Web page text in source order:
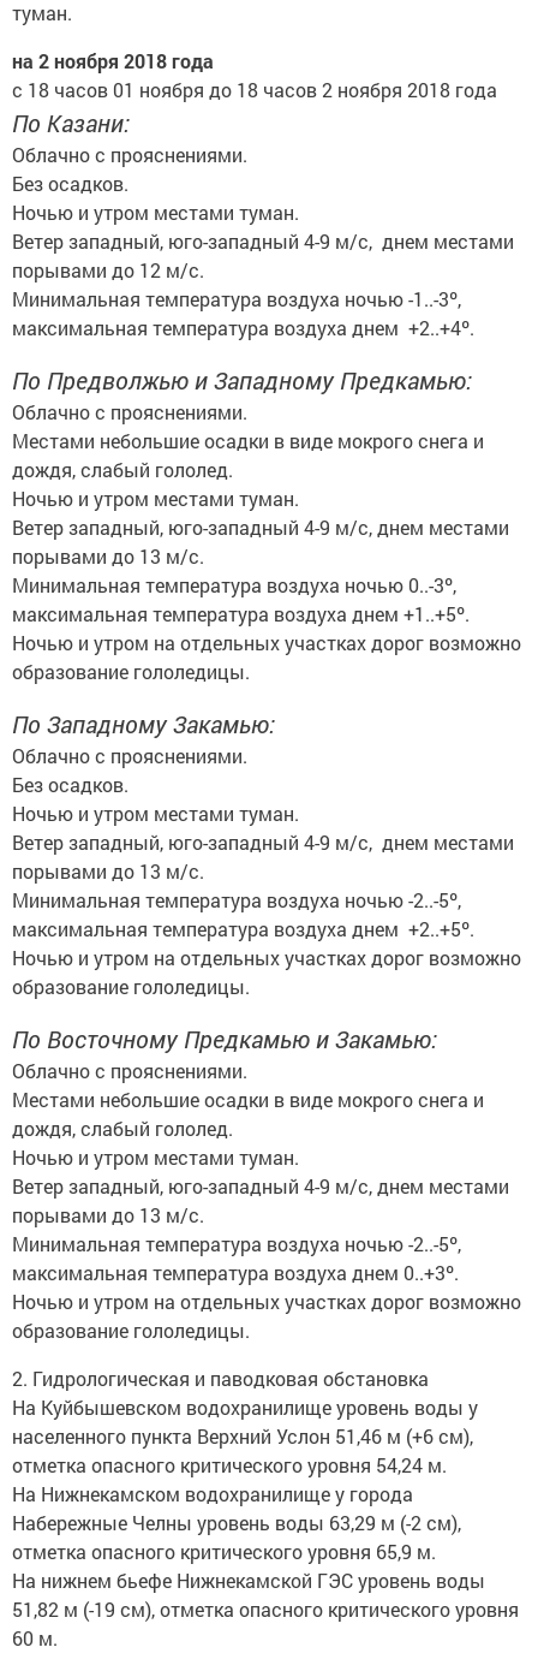
туман.
на 2 ноября 2018 года
с 18 часов 01 ноября до 18 часов 2 ноября 2018 года
По Казани:
Облачно с прояснениями.
Без осадков.
Ночью и утром местами туман.
Ветер западный, юго-западный 4-9 м/с, днем местами
порывами до 12 м/с.
Минимальная температура воздуха ночью -1..-3º,
максимальная температура воздуха днем +2..+4º.
По Предволжью и Западному Предкамью:
Облачно с прояснениями.
Местами небольшие осадки в виде мокрого снега и
дождя, слабый гололед.
Ночью и утром местами туман.
Ветер западный, юго-западный 4-9 м/с, днем местами
порывами до 13 м/с.
Минимальная температура воздуха ночью 0..-3º,
максимальная температура воздуха днем +1..+5º.
Ночью и утром на отдельных участках дорог возможно
образование гололедицы.
По Западному Закамью:
Облачно с прояснениями.
Без осадков.
Ночью и утром местами туман.
Ветер западный, юго-западный 4-9 м/с, днем местами
порывами до 13 м/с.
Минимальная температура воздуха ночью -2..-5º,
максимальная температура воздуха днем +2..+5º.
Ночью и утром на отдельных участках дорог возможно
образование гололедицы.
По Восточному Предкамью и Закамью:
Облачно с прояснениями.
Местами небольшие осадки в виде мокрого снега и
дождя, слабый гололед.
Ночью и утром местами туман.
Ветер западный, юго-западный 4-9 м/с, днем местами
порывами до 13 м/с.
Минимальная температура воздуха ночью -2..-5º,
максимальная температура воздуха днем 0..+3º.
Ночью и утром на отдельных участках дорог возможно
образование гололедицы.
2. Гидрологическая и паводковая обстановка
На Куйбышевском водохранилище уровень воды у
населенного пункта Верхний Услон 51,46 м (+6 см),
отметка опасного критического уровня 54,24 м.
На Нижнекамском водохранилище у города
Набережные Челны уровень воды 63,29 м (-2 см),
отметка опасного критического уровня 65,9 м.
На нижнем бьефе Нижнекамской ГЭС уровень воды
51,82 м (-19 см), отметка опасного критического уровня
60 м.